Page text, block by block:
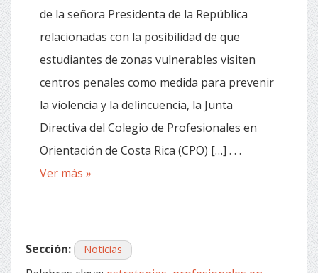
de la señora Presidenta de la República
relacionadas con la posibilidad de que
estudiantes de zonas vulnerables visiten
centros penales como medida para prevenir
la violencia y la delincuencia, la Junta
Directiva del Colegio de Profesionales en
Orientación de Costa Rica (CPO) […] . . .
Ver más »
Sección: Noticias